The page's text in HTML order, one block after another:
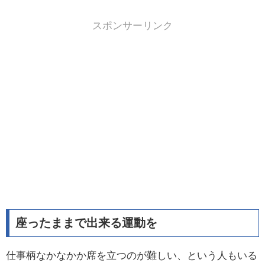
スポンサーリンク
座ったままで出来る運動を
仕事柄なかなかか席を立つのが難しい、という人もいる